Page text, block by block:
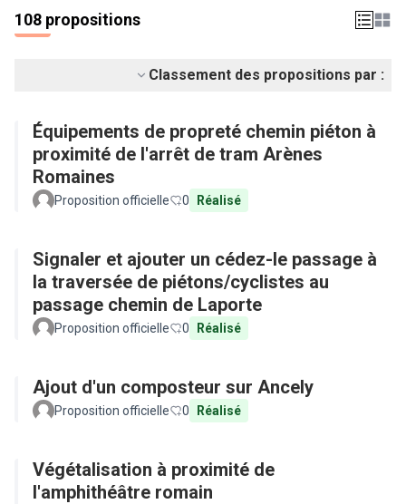
108 propositions
Classement des propositions par :
Équipements de propreté chemin piéton à
proximité de l'arrêt de tram Arènes
Romaines
Proposition officielle 0 Réalisé
Signaler et ajouter un cédez-le passage à
la traversée de piétons/cyclistes au
passage chemin de Laporte
Proposition officielle 0 Réalisé
Ajout d'un composteur sur Ancely
Proposition officielle 0 Réalisé
Végétalisation à proximité de
l'amphithéâtre romain